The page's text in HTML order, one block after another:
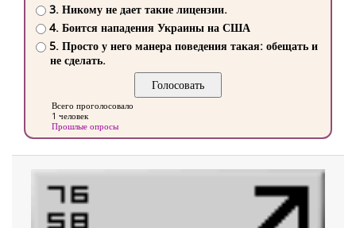
3. Никому не дает такие лицензии.
4. Боится нападения Украины на США
5. Просто у него манера поведения такая: обещать и
не сделать.
Всего проголосовало
1 человек
Прошлые опросы